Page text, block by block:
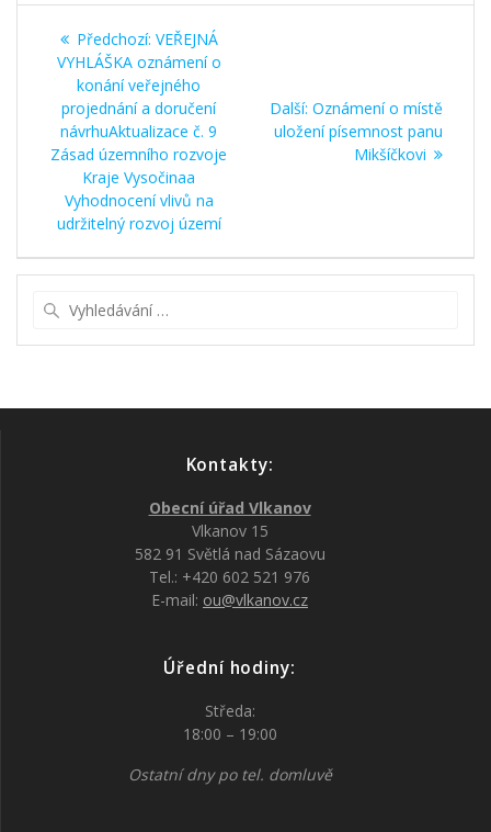
Navigace
pro
příspěvek
Předchozí: Předchozí
příspěvek:
VEŘEJNÁ
VYHLÁŠKA oznámení o
konání veřejného
projednání a doručení
návrhuAktualizace č. 9
Zásad územního rozvoje
Kraje Vysočinaa
Vyhodnocení vlivů na
udržitelný rozvoj území
Další: Další
příspěvek:
Oznámení o místě
uložení písemnost panu
Mikšíčkovi
Kontakty:
Obecní úřad Vlkanov
Vlkanov 15
582 91 Světlá nad Sázaovu
Tel.: +420 602 521 976
E-mail: ou@vlkanov.cz
Úřední hodiny:
Středa:
18:00 – 19:00
Ostatní dny po tel. domluvě